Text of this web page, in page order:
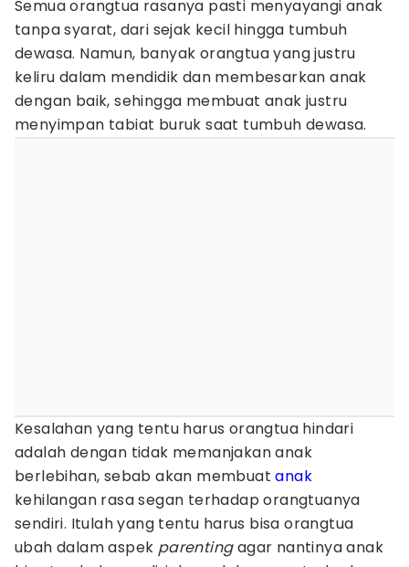
Semua orangtua rasanya pasti menyayangi anak
tanpa syarat, dari sejak kecil hingga tumbuh
dewasa. Namun, banyak orangtua yang justru
keliru dalam mendidik dan membesarkan anak
dengan baik, sehingga membuat anak justru
menyimpan tabiat buruk saat tumbuh dewasa.
Kesalahan yang tentu harus orangtua hindari
adalah dengan tidak memanjakan anak
berlebihan, sebab akan membuatanak
kehilangan rasa segan terhadap orangtuanya
sendiri. Itulah yang tentu harus bisa orangtua
ubah dalam aspek parentingagar nantinya anak